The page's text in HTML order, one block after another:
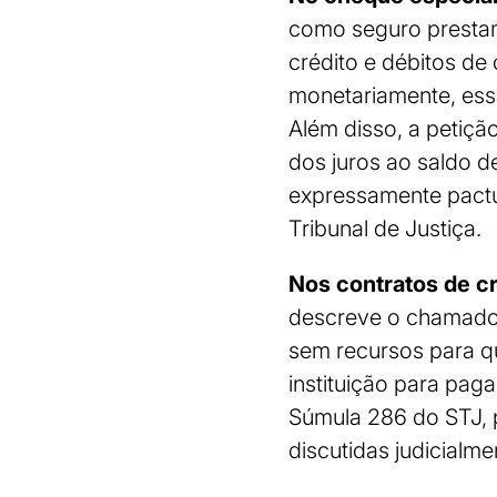
como seguro
crédito e débitos de
monetariamente,
Além disso, a
dos juros ao saldo
expressamente
Tribunal de Justiça.
Nos contratos de
descreve o
sem recursos para
instituição para
Súmula 286 do
discutidas